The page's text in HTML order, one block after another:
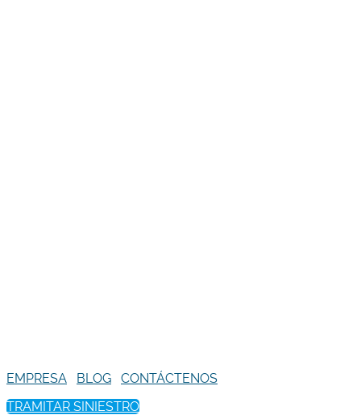
EMPRESA BLOG
CONTÁCTENOS
TRAMITAR SINIESTRO